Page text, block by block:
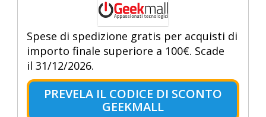
Spese di spedizione gratis per acquisti di
importo finale superiore a 100€. Scade
il 31/12/2026.
PREVELA IL CODICE DI SCONTO
GEEKMALL